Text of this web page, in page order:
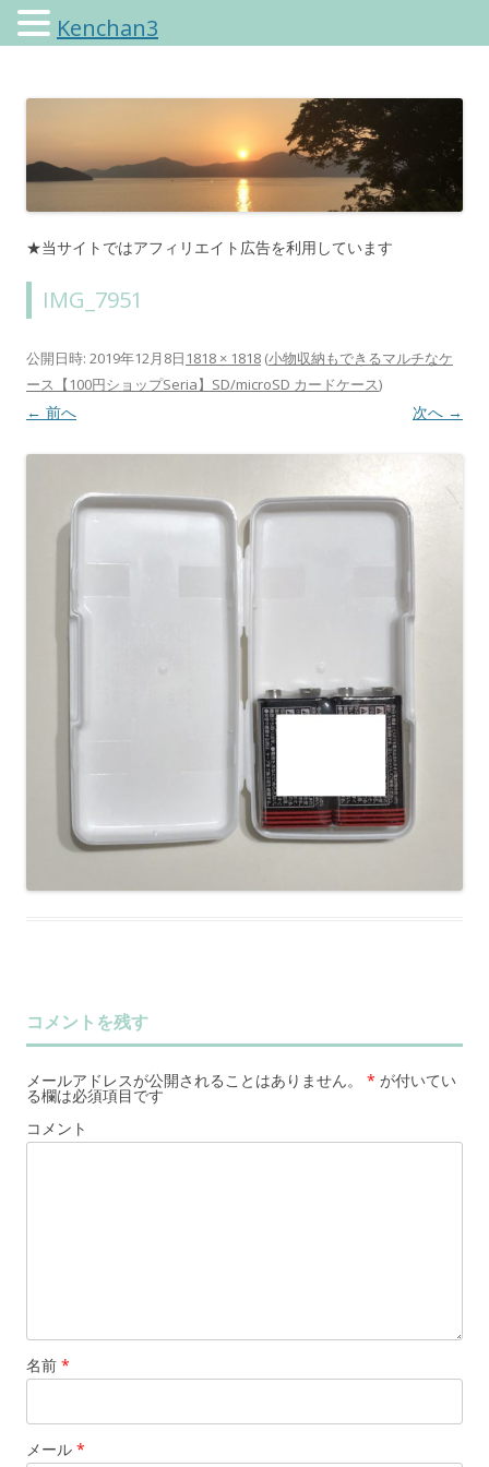
けんちゃんさんのブログ
★当サイトではアフィリエイト広告を利用しています
IMG_7951
公開日時: 2019年12月8日 1818 × 1818 (小物収納もできるマルチなケ
ース【100円ショップSeria】SD/microSD カードケース)
← 前へ 次へ →
コメントを残す
メールアドレスが公開されることはありません。 * が付いてい
る欄は必須項目です
コメント
名前 *
メール *
Kenchan3